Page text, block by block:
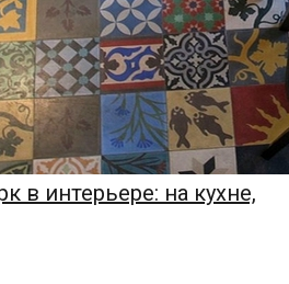
в интерьере: на кухне,